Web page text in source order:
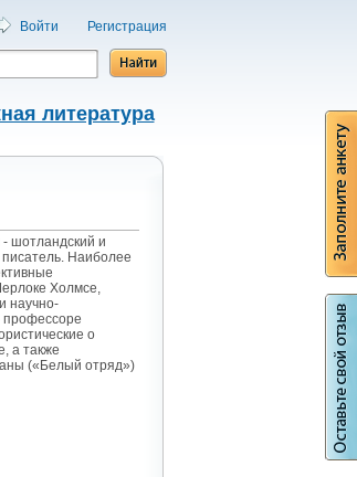
Войти Регистрация
литература
шотландский и
писатель. Наиболее
Холмсе,
научно-
профессоре
о
а также
(«Белый отряд»)